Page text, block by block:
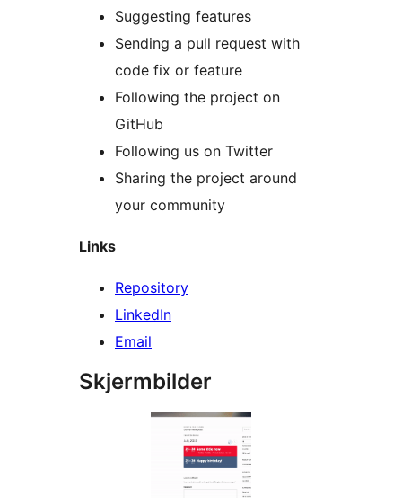
Suggesting features
Sending a pull request with
code fix or feature
Following the project on
GitHub
Following us on Twitter
Sharing the project around
your community
Links
Repository
LinkedIn
Email
Skjermbilder